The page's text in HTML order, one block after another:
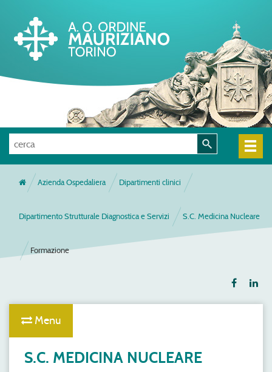
Azienda Ospedaliera Dipartimenti clinici
Dipartimento Strutturale Diagnostica e Servizi S.C. Medicina Nucleare
Formazione
Menu
S.C. MEDICINA NUCLEARE